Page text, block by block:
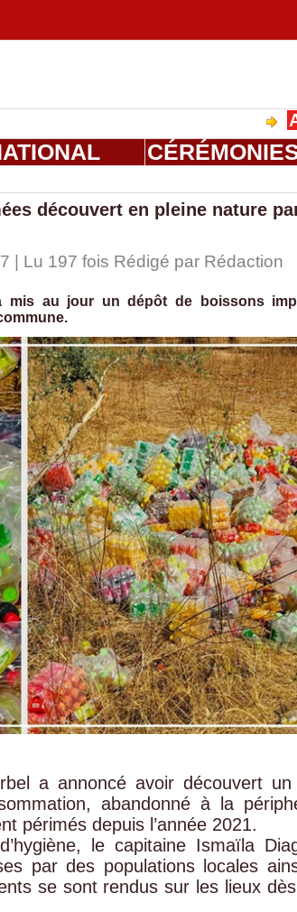
Ahmed
découvert en pleine nature
| Lu 197 fois Rédigé par Rédaction
mis au jour un dépôt de boissons
a annoncé avoir découvert
abandonné à la
périmés depuis l’année 2021.
le capitaine Ismaïla
par des populations locales
se sont rendus sur les lieux